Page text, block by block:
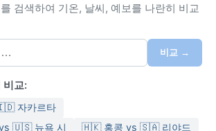
검색하여 기온, 날씨, 예보를 나란히 비교
비교 →
비교:
자카르타
🇺🇸 뉴욕 시
🇭🇰 홍콩 vs 🇸🇦 리야드